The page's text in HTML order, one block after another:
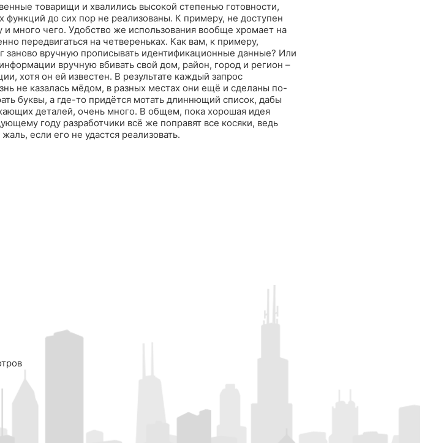
товарищи и хвалились высокой степенью готовности,
до сих пор не реализованы. К примеру, не доступен
много чего. Удобство же использования вообще хромает на
передвигаться на четвереньках. Как вам, к примеру,
заново вручную прописывать идентификационные данные? Или
вручную вбивать свой дом, район, город и регион –
хотя он ей известен. В результате каждый запрос
не казалась мёдом, в разных местах они ещё и сделаны по-
буквы, а где-то придётся мотать длиннющий список, дабы
деталей, очень много. В общем, пока хорошая идея
году разработчики всё же поправят все косяки, ведь
если его не удастся реализовать.